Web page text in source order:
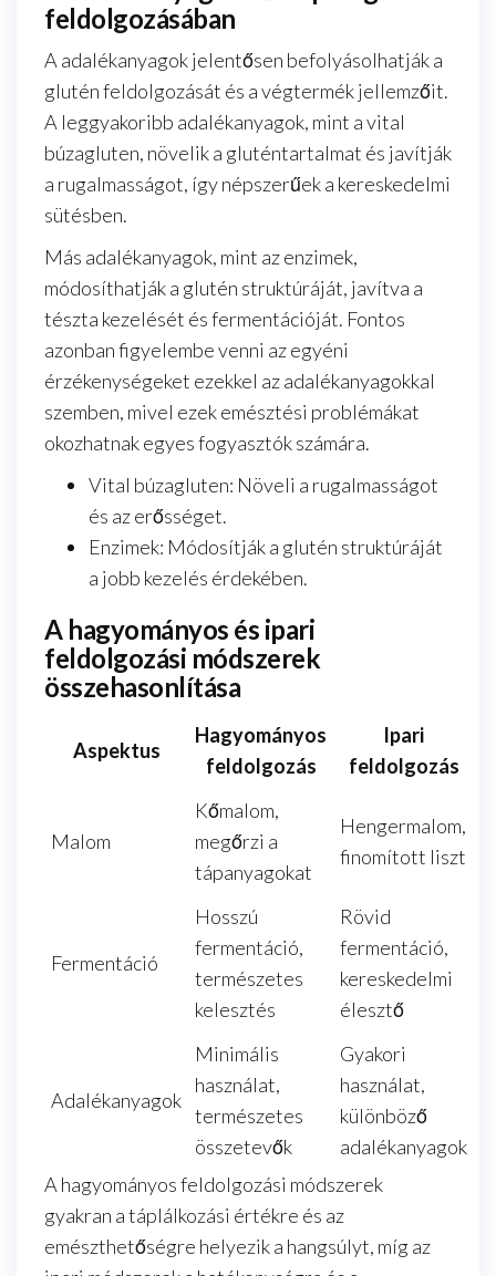
feldolgozásában
A adalékanyagok jelentősen befolyásolhatják a
glutén feldolgozását és a végtermék jellemzőit.
A leggyakoribb adalékanyagok, mint a vital
búzagluten, növelik a gluténtartalmat és javítják
a rugalmasságot, így népszerűek a kereskedelmi
sütésben.
Más adalékanyagok, mint az enzimek,
módosíthatják a glutén struktúráját, javítva a
tészta kezelését és fermentációját. Fontos
azonban figyelembe venni az egyéni
érzékenységeket ezekkel az adalékanyagokkal
szemben, mivel ezek emésztési problémákat
okozhatnak egyes fogyasztók számára.
Vital búzagluten: Növeli a rugalmasságot
és az erősséget.
Enzimek: Módosítják a glutén struktúráját
a jobb kezelés érdekében.
A hagyományos és ipari
feldolgozási módszerek
összehasonlítása
Aspektus
Hagyományos
feldolgozás
Ipari
feldolgozás
Malom
Kőmalom,
megőrzi a
tápanyagokat
Hengermalom,
finomított liszt
Fermentáció
Hosszú
fermentáció,
természetes
kelesztés
Rövid
fermentáció,
kereskedelmi
élesztő
Adalékanyagok
Minimális
használat,
természetes
összetevők
Gyakori
használat,
különböző
adalékanyagok
A hagyományos feldolgozási módszerek
gyakran a táplálkozási értékre és az
emészthetőségre helyezik a hangsúlyt, míg az